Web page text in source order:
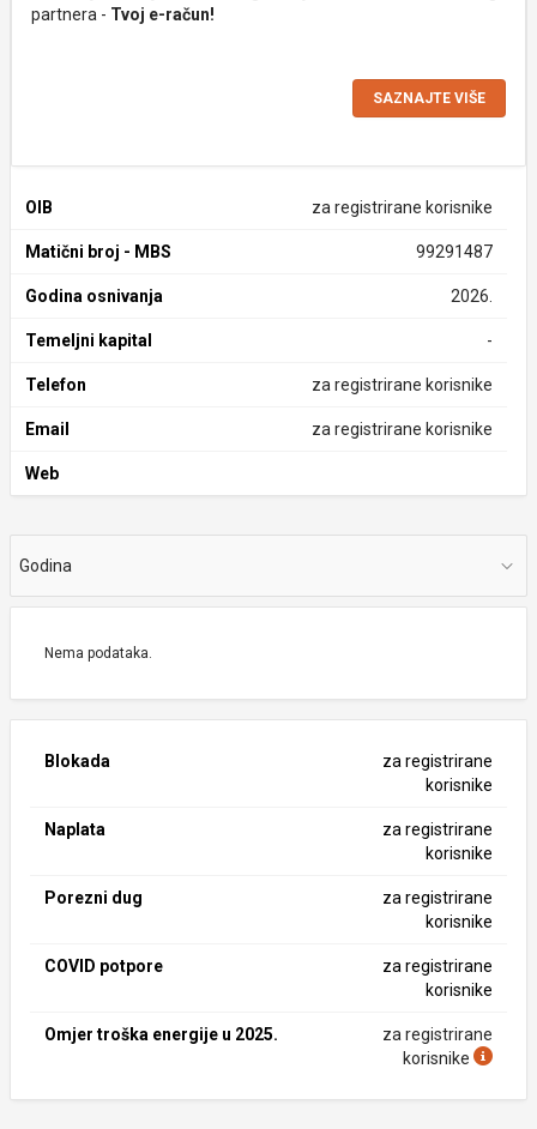
partnera - Tvoj e-račun!
SAZNAJTE VIŠE
OIB za registrirane korisnike
Matični broj - MBS 99291487
Godina osnivanja 2026.
Temeljni kapital -
Telefon za registrirane korisnike
Email za registrirane korisnike
Web
Godina
Nema podataka.
Blokada
za registrirane
korisnike
Naplata
za registrirane
korisnike
Porezni dug
za registrirane
korisnike
COVID potpore
za registrirane
korisnike
Omjer troška energije u 2025.
za registrirane
korisnike